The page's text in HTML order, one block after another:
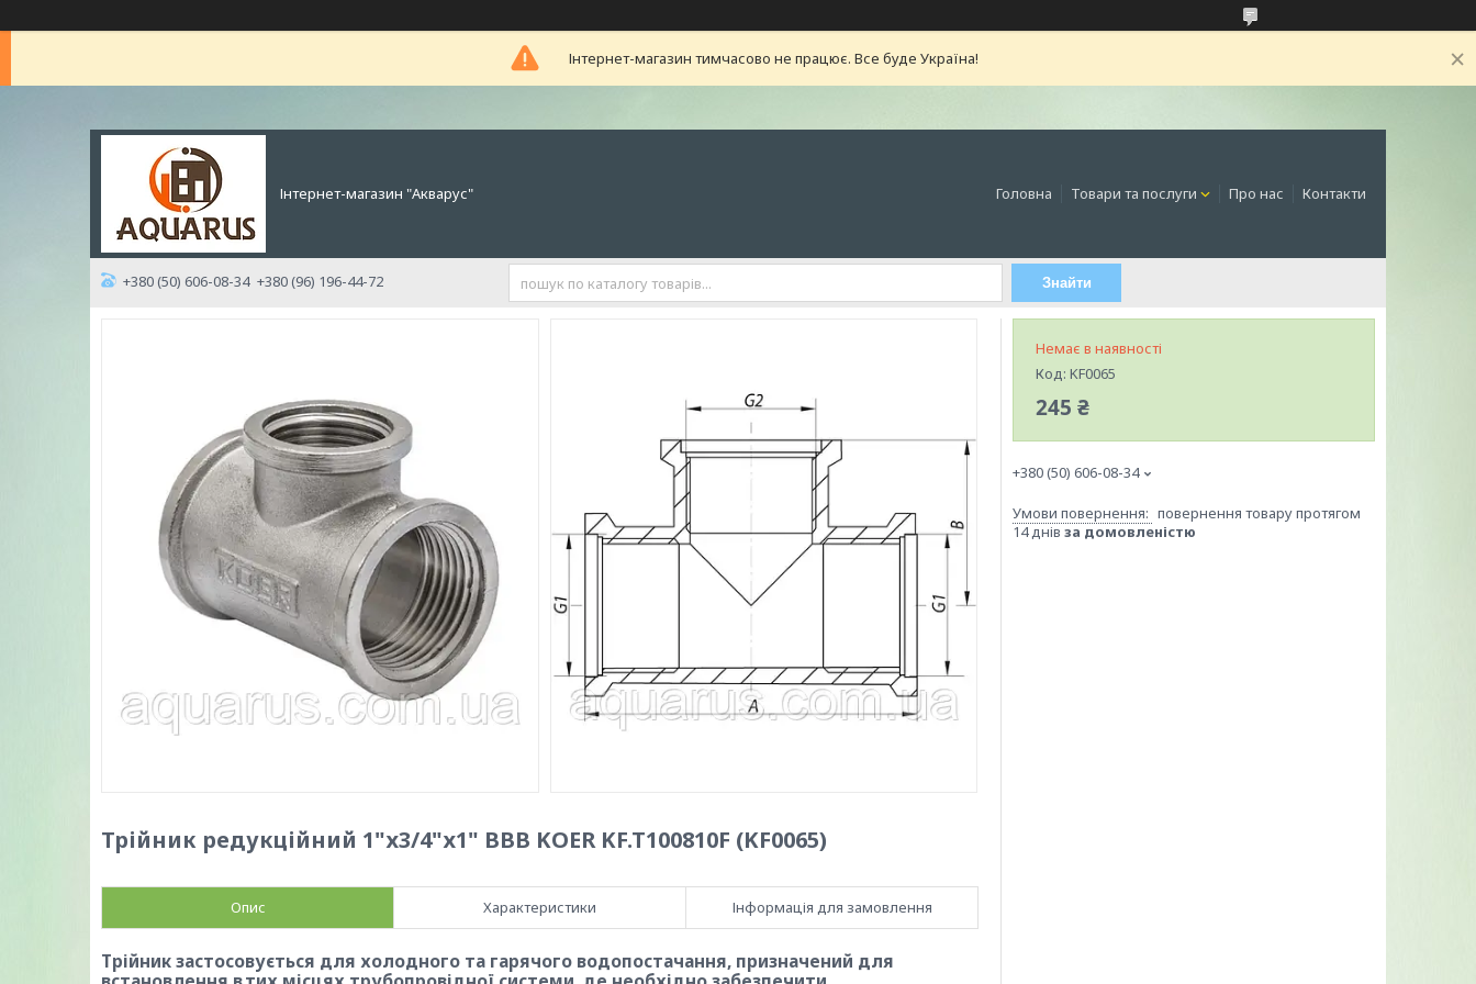
Інтернет-магазин тимчасово не працює. Все буде Україна!
Інтернет-магазин "Акварус" Головна Товари та послуги Про нас Контакти
+380 (50) 606-08-34 +380 (96) 196-44-72 Знайти
Трійник редукційний 1"х3/4"х1" ВВВ KOER KF.T100810F (KF0065)
Опис Характеристики Інформація для замовлення
Трійник застосовується для холодного та гарячого водопостачання, призначений для
Немає в наявності
Код: KF0065
245 ₴
+380 (50) 606-08-34
повернення товару протягом
14 днів за домовленістю